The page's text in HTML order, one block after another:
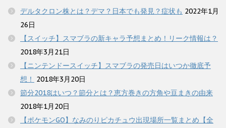
デルタクロン株とは？デマ？日本でも発見？症状も 2022年1月
26日
【スイッチ】スマブラの新キャラ予想まとめ！リーク情報は？
2018年3月21日
【ニンテンドースイッチ】スマブラの発売日はいつか徹底予
想！
2018年3月20日
節分2018はいつ？節分とは？恵方巻きの方角や豆まきの由来
2018年1月20日
【ポケモンGO】なみのりピカチュウ出現場所一覧まとめ【全